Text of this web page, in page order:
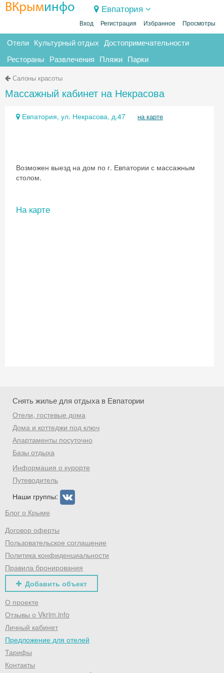
ВКрыминфо Евпатория
Вход Регистрация Избранное Просмотры
Отели Культурный отдых Достопримечательности
Рестораны Развлечения Пляжи Парки
Салоны красоты
Массажный кабинет на Некрасова
Евпатория, ул. Некрасова, д.47 на карте
Возможен выезд на дом по г. Евпатории с массажным
столом.
На карте
Снять жилье для отдыха в Евпатории
Отели, гостевые дома
Дома и коттеджи под ключ
Апартаменты посуточно
Базы отдыха
Информация о курорте
Путеводитель
Наши группы:
Блог о Крыме
Договор оферты
Пользовательское соглашение
Политика конфиденциальности
Правила бронирования
Добавить объект
О проекте
Отзывы о Vkrim.info
Личный кабинет
Предложение для отелей
Тарифы
Контакты
Скидка −5%
Хочешь дешевле? Оставь почту и получи
промокод на первое бронирование!